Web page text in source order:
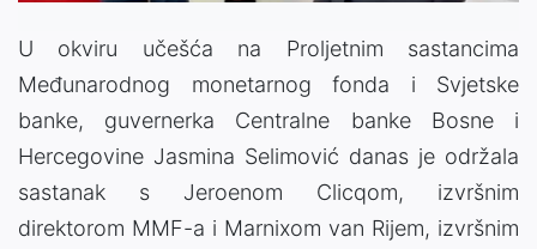
U okviru učešća na Proljetnim sastancima
Međunarodnog monetarnog fonda i Svjetske
banke, guvernerka Centralne banke Bosne i
Hercegovine Jasmina Selimović danas je održala
sastanak s Jeroenom Clicqom, izvršnim
direktorom MMF-a i Marnixom van Rijem, izvršnim